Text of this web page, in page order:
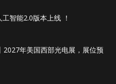
智能2.0版本上线 ！
年美国西部光电展，展位预